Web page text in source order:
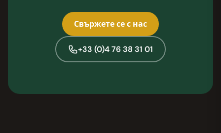
Свържете се с нас
+33 (0)4 76 38 31 01